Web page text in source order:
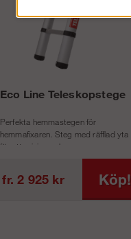
Eco Line Teleskopstege
Perfekta hemmastegen för
hemmafixaren. Steg med räfflad yta
för att minimera h...
fr. 2 925 kr Köp!